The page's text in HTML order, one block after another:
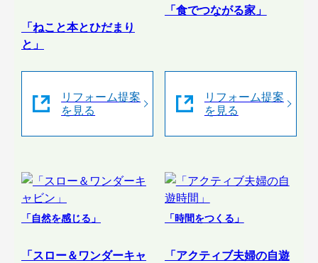
「ねこと本とひだまり
と」
リフォーム提案
を見る
「食でつながる家」
リフォーム提案
を見る
「自然を感じる」
「スロー＆ワンダーキャ
「時間をつくる」
「アクティブ夫婦の自遊